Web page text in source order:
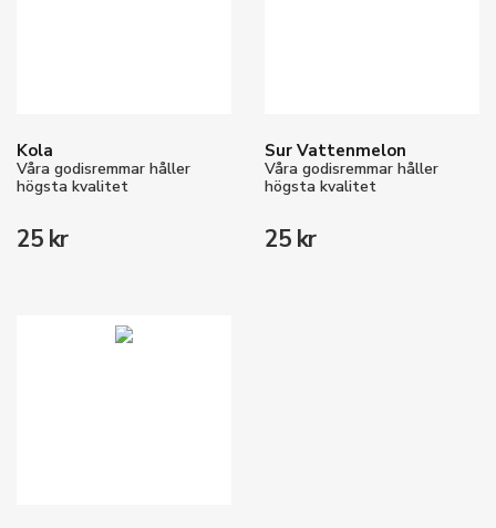
Kola
Våra godisremmar håller
högsta kvalitet
25 kr
Sur Vattenmelon
Våra godisremmar håller
högsta kvalitet
25 kr